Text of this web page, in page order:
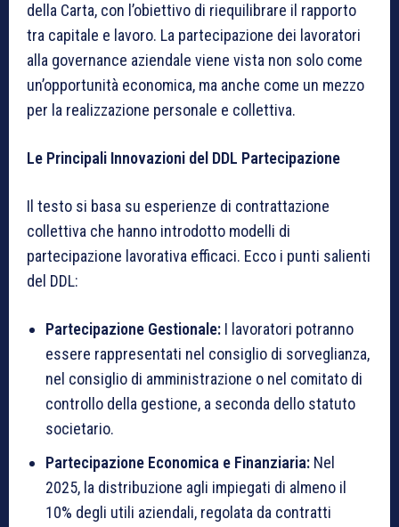
della Carta, con l’obiettivo di riequilibrare il rapporto
tra capitale e lavoro. La partecipazione dei lavoratori
alla governance aziendale viene vista non solo come
un’opportunità economica, ma anche come un mezzo
per la realizzazione personale e collettiva.
Le Principali Innovazioni del DDL Partecipazione
Il testo si basa su esperienze di contrattazione
collettiva che hanno introdotto modelli di
partecipazione lavorativa efficaci. Ecco i punti salienti
del DDL:
Partecipazione Gestionale: I lavoratori potranno
essere rappresentati nel consiglio di sorveglianza,
nel consiglio di amministrazione o nel comitato di
controllo della gestione, a seconda dello statuto
societario.
Partecipazione Economica e Finanziaria: Nel
2025, la distribuzione agli impiegati di almeno il
10% degli utili aziendali, regolata da contratti